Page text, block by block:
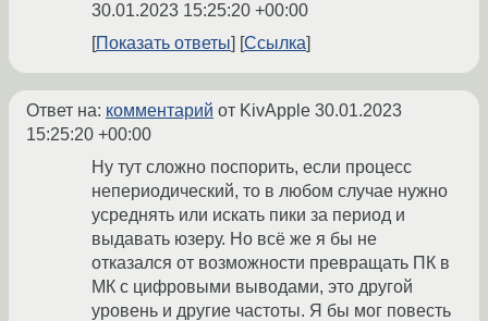
30.01.2023 15:25:20 +00:00
Показать ответы
Ссылка
Ответ на: комментарий от KivApple 30.01.2023
15:25:20 +00:00
Ну тут сложно поспорить, если процесс
непериодический, то в любом случае нужно
усреднять или искать пики за период и
выдавать юзеру. Но всё же я бы не
отказался от возможности превращать ПК в
МК с цифровыми выводами, это другой
уровень и другие частоты. Я бы мог повесть